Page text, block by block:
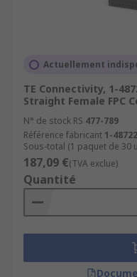
Actuellement
TE Connectivity, 1-
Straight Female FPC
N° de stock RS 477-789
Référence fabricant 1-
Sous-total (1 paquet de 30
187,09 €(TVA exclue)
Quantité